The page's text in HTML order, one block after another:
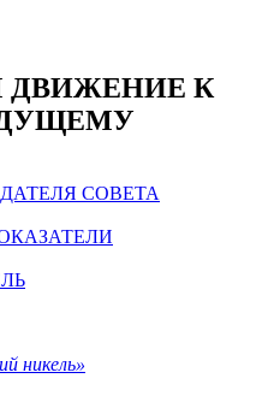
ДВИЖЕНИЕ К
СОВЕТА
никель»